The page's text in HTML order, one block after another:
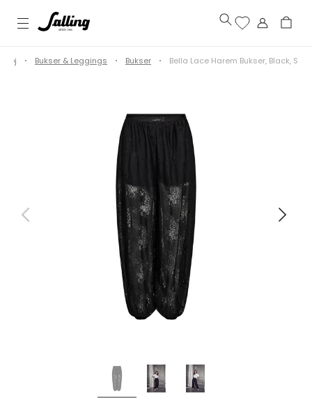
Tøj Bukser & Leggings Bukser Bella Lace Harem Bukser, Black, S